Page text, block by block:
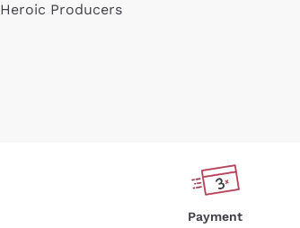
Heroic Producers
Payment